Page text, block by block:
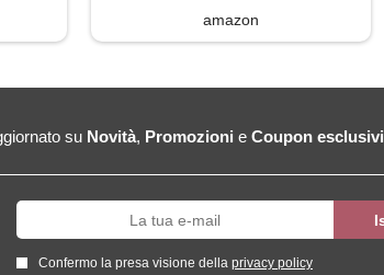
amazon
su Novità, Promozioni e Coupon esclusivi
Confermo la presa visione della privacy policy